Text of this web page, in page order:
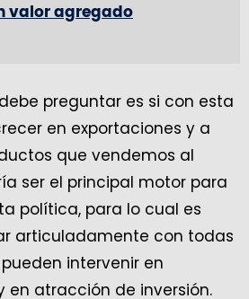
valor agregado
preguntar es si con esta
en exportaciones y a
que vendemos al
ser el principal motor para
política, para lo cual es
articuladamente con todas
intervenir en
en atracción de inversión.